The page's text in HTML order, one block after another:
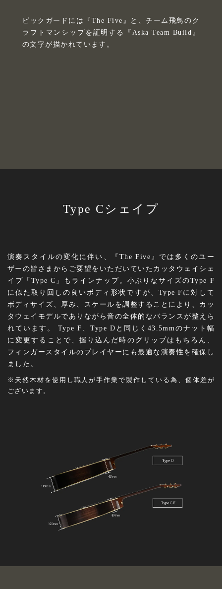
ピックガードには『The Five』と、チーム飛鳥のク
ラフトマンシップを証明する『Aska Team Build』
の文字が描かれています。
Type Cシェイプ
演奏スタイルの変化に伴い、『The Five』では多くのユー
ザーの皆さまからご要望をいただいていたカッタウェイシェ
イプ「Type C」もラインナップ。小ぶりなサイズのType F
に似た取り回しの良いボディ形状ですが、Type Fに対して
ボディサイズ、厚み、スケールを調整することにより、カッ
タウェイモデルでありながら音の全体的なバランスが整えら
れています。 Type F、Type Dと同じく43.5mmのナット幅
に変更することで、握り込んだ時のグリップはもちろん、
フィンガースタイルのプレイヤーにも最適な演奏性を確保し
ました。
※天然木材を使用し職人が手作業で製作している為、個体差が
ございます。